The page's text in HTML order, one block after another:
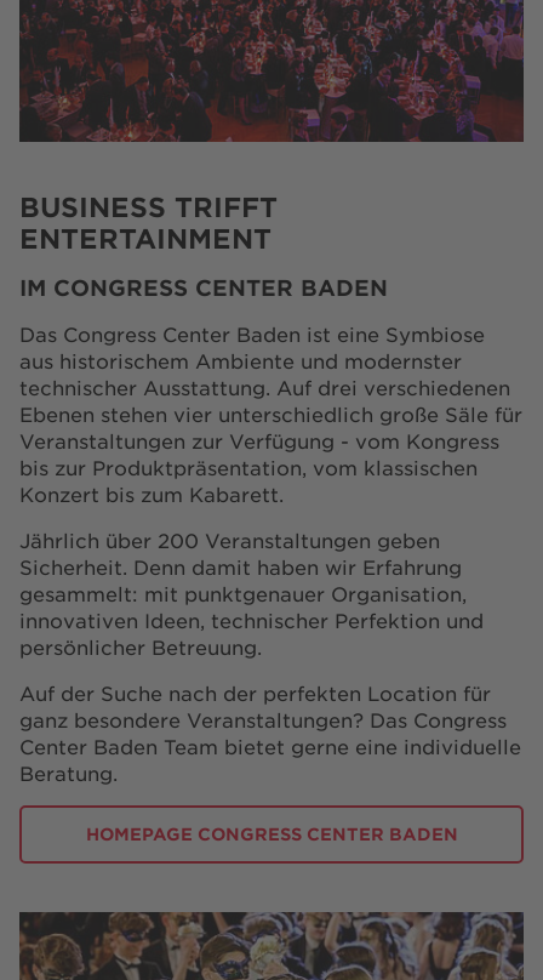
SHOP BESUCH FAQ KONTAKT
ENGLISH
Barrierefreiheit Nutzungsbedingungen
Datenschutz
Cookie-Einstellungen
Responsible Disclosure
Impressum
Sitemap FAQ Shop AGB Kontakt
BUSINESS TRIFFT
ENTERTAINMENT
IM CONGRESS CENTER BADEN
Das Congress Center Baden ist eine Symbiose
aus historischem Ambiente und modernster
technischer Ausstattung. Auf drei verschiedenen
Ebenen stehen vier unterschiedlich große Säle für
Veranstaltungen zur Verfügung - vom Kongress
bis zur Produktpräsentation, vom klassischen
Konzert bis zum Kabarett.
Jährlich über 200 Veranstaltungen geben
Sicherheit. Denn damit haben wir Erfahrung
gesammelt: mit punktgenauer Organisation,
innovativen Ideen, technischer Perfektion und
persönlicher Betreuung.
Auf der Suche nach der perfekten Location für
ganz besondere Veranstaltungen? Das Congress
Center Baden Team bietet gerne eine individuelle
Beratung.
HOMEPAGE CONGRESS CENTER BADEN